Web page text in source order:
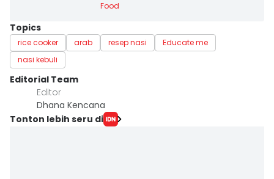
Food
Topics
rice cooker arab resep nasi
Educate me
nasi kebuli
Editorial Team
Editor
Dhana Kencana
Tonton lebih seru di